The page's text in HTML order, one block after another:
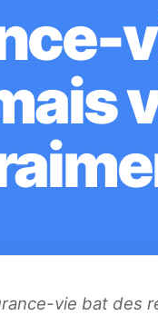
vie bat des